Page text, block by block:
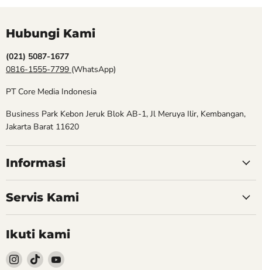
Hubungi Kami
(021) 5087-1677
0816-1555-7799 (WhatsApp)
PT Core Media Indonesia
Business Park Kebon Jeruk Blok AB-1, Jl Meruya Ilir, Kembangan,
Jakarta Barat 11620
Informasi
Servis Kami
Ikuti kami
FollowFollowFollow